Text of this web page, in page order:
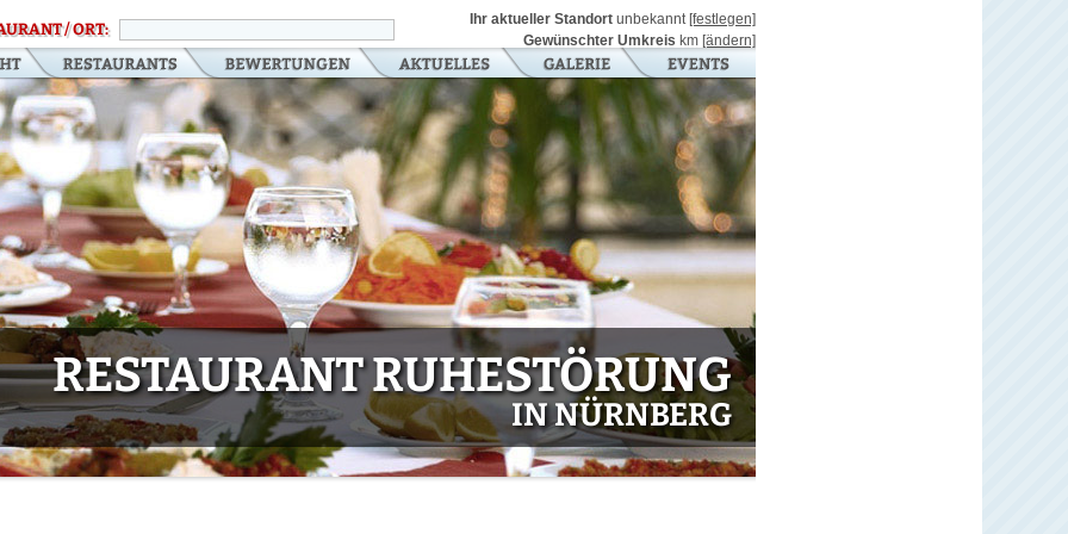
/ ORT:
Ihr aktueller Standort unbekannt [festlegen]
Gewünschter Umkreis km [ändern]
RESTAURANT RUHESTÖRUNG
IN NÜRNBERG